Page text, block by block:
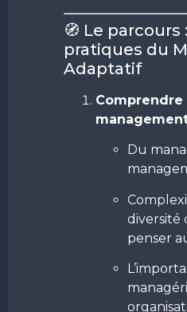
🧭 Le
pratiques du
Adaptatif
Du
diversité
penser